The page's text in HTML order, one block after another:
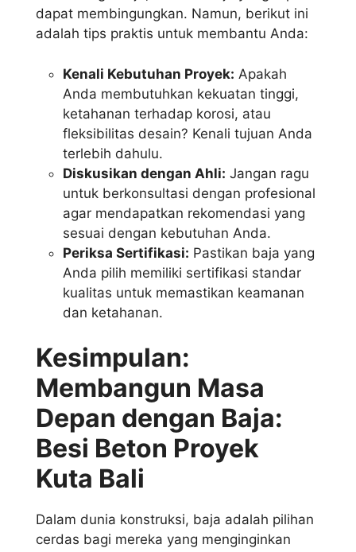
dapat membingungkan. Namun, berikut ini
adalah tips praktis untuk membantu Anda:
Kenali Kebutuhan Proyek: Apakah
Anda membutuhkan kekuatan tinggi,
ketahanan terhadap korosi, atau
fleksibilitas desain? Kenali tujuan Anda
terlebih dahulu.
Diskusikan dengan Ahli: Jangan ragu
untuk berkonsultasi dengan profesional
agar mendapatkan rekomendasi yang
sesuai dengan kebutuhan Anda.
Periksa Sertifikasi: Pastikan baja yang
Anda pilih memiliki sertifikasi standar
kualitas untuk memastikan keamanan
dan ketahanan.
Kesimpulan:
Membangun Masa
Depan dengan Baja:
Besi Beton Proyek
Kuta Bali
Dalam dunia konstruksi, baja adalah pilihan
cerdas bagi mereka yang menginginkan